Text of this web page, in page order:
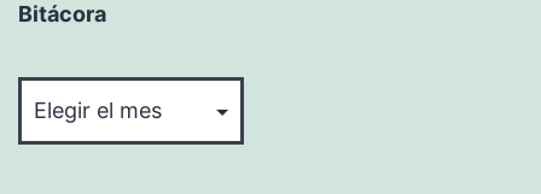
Bitácora